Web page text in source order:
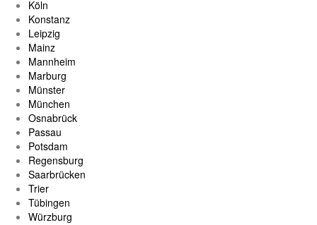
Köln
Konstanz
Leipzig
Mainz
Mannheim
Marburg
Münster
München
Osnabrück
Passau
Potsdam
Regensburg
Saarbrücken
Trier
Tübingen
Würzburg